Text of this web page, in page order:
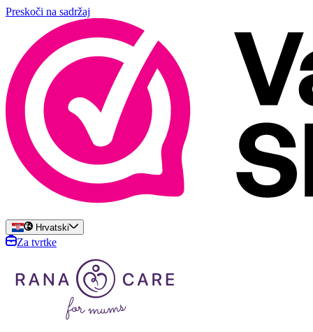
Preskoči na sadržaj
Hrvatski
Za tvrtke